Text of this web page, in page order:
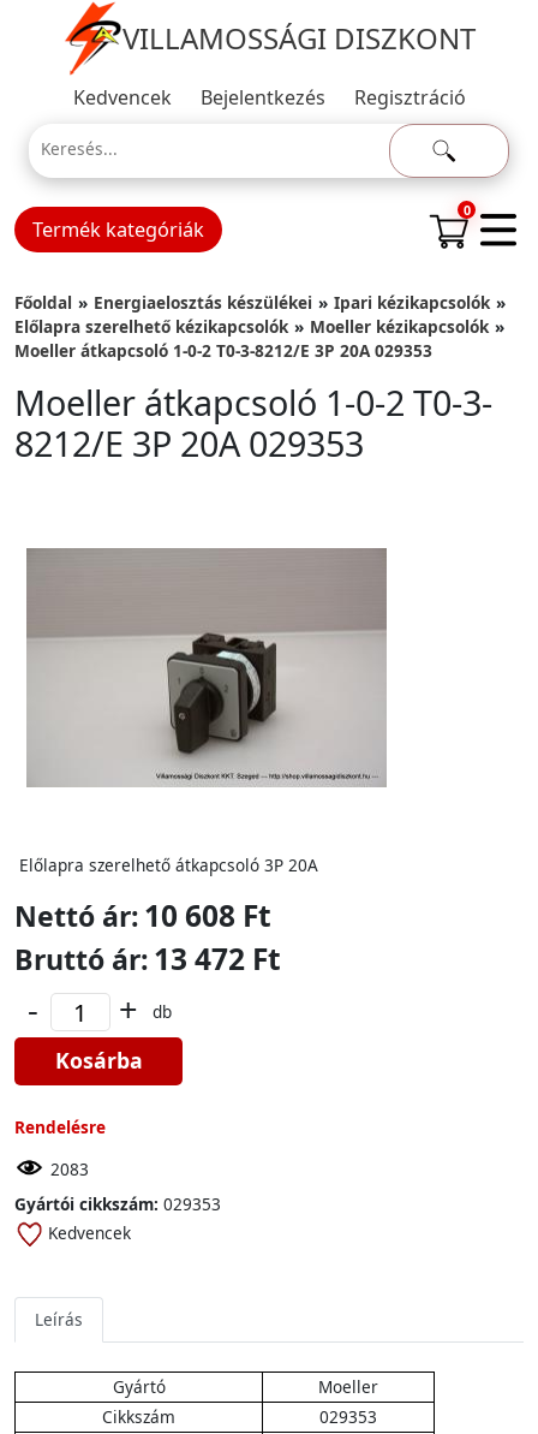
VILLAMOSSÁGI DISZKONT
Kedvencek Bejelentkezés Regisztráció
Termék kategóriák
0
Főoldal Energiaelosztás készülékei
Ipari kézikapcsolók
Előlapra szerelhető kézikapcsolók
Moeller kézikapcsolók
Moeller átkapcsoló 1-0-2 T0-3-8212/E 3P 20A 029353
Moeller átkapcsoló 1-0-2 T0-3-
8212/E 3P 20A 029353
Előlapra szerelhető átkapcsoló 3P 20A
Nettó ár:10 608 Ft
Bruttó ár:13 472 Ft
- + db
Kosárba
Rendelésre
2083
Gyártói cikkszám: 029353
Kedvencek
Leírás
Gyártó
Moeller
Cikkszám
029353